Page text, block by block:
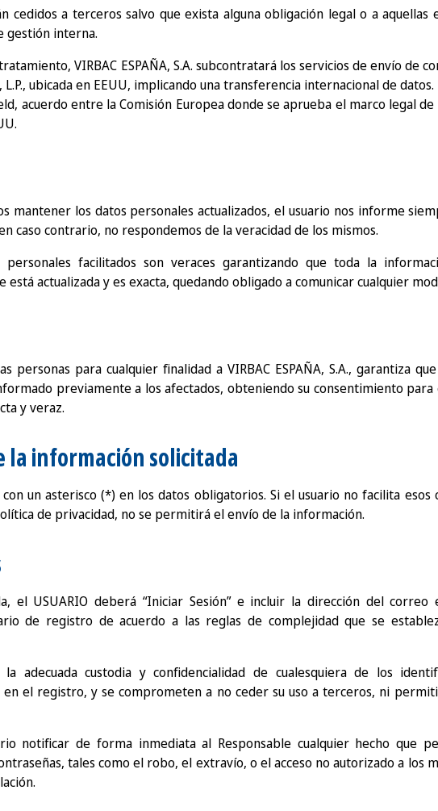
cedidos a terceros salvo que exista alguna obligación legal o a aquellas
gestión interna.
VIRBAC ESPAÑA, S.A. subcontratará los servicios de envío de
L.P., ubicada en EEUU, implicando una transferencia internacional de
acuerdo entre la Comisión Europea donde se aprueba el marco legal
mantener los datos personales actualizados, el usuario nos informe
caso contrario, no respondemos de la veracidad de los mismos.
facilitados son veraces garantizando que toda la
actualizada y es exacta, quedando obligado a comunicar cualquier
personas para cualquier finalidad a VIRBAC ESPAÑA, S.A., garantiza
previamente a los afectados, obteniendo su consentimiento para
y veraz.
información solicitada
un asterisco (*) en los datos obligatorios. Si el usuario no facilita esos
de privacidad, no se permitirá el envío de la información.
el USUARIO deberá “Iniciar Sesión” e incluir la dirección del correo
de registro de acuerdo a las reglas de complejidad que se
adecuada custodia y confidencialidad de cualesquiera de los
en el registro, y se comprometen a no ceder su uso a terceros, ni
notificar de forma inmediata al Responsable cualquier hecho que
tales como el robo, el extravío, o el acceso no autorizado a los